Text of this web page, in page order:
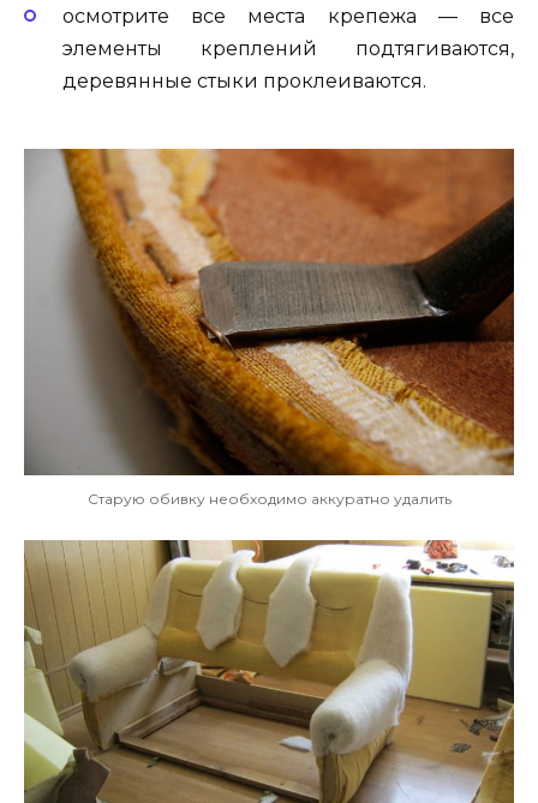
осмотрите все места крепежа — все
элементы креплений подтягиваются,
деревянные стыки проклеиваются.
Старую обивку необходимо аккуратно удалить